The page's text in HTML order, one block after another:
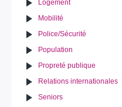
Logement
Mobilité
Police/Sécurité
Population
Propreté publique
Relations internationales
Seniors